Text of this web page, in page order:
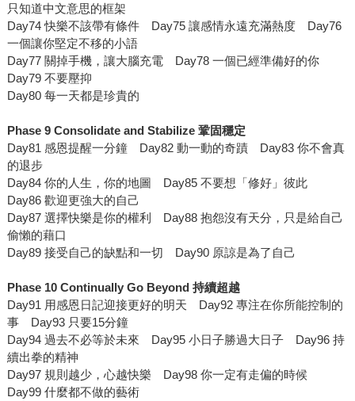
只知道中文意思的框架
Day74 快樂不該帶有條件 Day75 讓感情永遠充滿熱度 Day76
一個讓你堅定不移的小語
Day77 關掉手機，讓大腦充電 Day78 一個已經準備好的你
Day79 不要壓抑
Day80 每一天都是珍貴的
Phase 9 Consolidate and Stabilize 鞏固穩定
Day81 感恩提醒一分鐘 Day82 動一動的奇蹟 Day83 你不會真
的退步
Day84 你的人生，你的地圖 Day85 不要想「修好」彼此
Day86 歡迎更強大的自己
Day87 選擇快樂是你的權利 Day88 抱怨沒有天分，只是給自己
偷懶的藉口
Day89 接受自己的缺點和一切 Day90 原諒是為了自己
Phase 10 Continually Go Beyond 持續超越
Day91 用感恩日記迎接更好的明天 Day92 專注在你所能控制的
事 Day93 只要15分鐘
Day94 過去不必等於未來 Day95 小日子勝過大日子 Day96 持
續出拳的精神
Day97 規則越少，心越快樂 Day98 你一定有走偏的時候
Day99 什麼都不做的藝術